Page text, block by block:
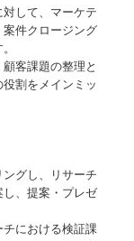
して、マーケテ
案件クロージング
客課題の整理と
割をメインミッ
ングし、リサーチ
、提案・プレゼ
チにおける検証課